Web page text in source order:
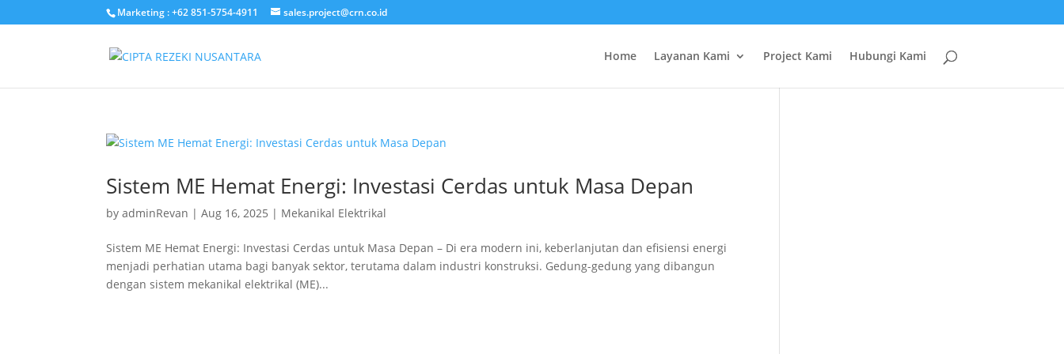
Marketing : +62 851-5754-4911 sales.project@crn.co.id
Home Layanan Kami Project Kami Hubungi Kami
Sistem ME Hemat Energi: Investasi Cerdas untuk Masa Depan
byadminRevan |Aug 16, 2025 | Mekanikal Elektrikal
Sistem ME Hemat Energi: Investasi Cerdas untuk Masa Depan – Di era modern ini, keberlanjutan dan efisiensi energi
menjadi perhatian utama bagi banyak sektor, terutama dalam industri konstruksi. Gedung-gedung yang dibangun
dengan sistem mekanikal elektrikal (ME)...